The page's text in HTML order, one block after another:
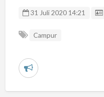
31 Juli 2020 14:21
Campur
L